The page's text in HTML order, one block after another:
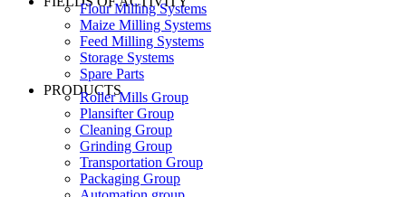
Flour Milling Systems
Maize Milling Systems
Feed Milling Systems
Storage Systems
Spare Parts
PRODUCTS
Roller Mills Group
Plansifter Group
Cleaning Group
Grinding Group
Transportation Group
Packaging Group